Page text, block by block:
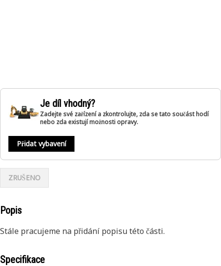
Je díl vhodný?
Zadejte své zařízení a zkontrolujte, zda se tato součást hodí
nebo zda existují možnosti opravy.
Přidat vybavení
ZRUŠENO
Popis
Stále pracujeme na přidání popisu této části.
Specifikace